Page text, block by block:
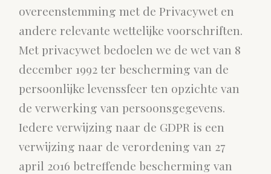
overeenstemming met de Privacywet en
andere relevante wettelijke voorschriften.
Met privacywet bedoelen we de wet van 8
december 1992 ter bescherming van de
persoonlijke levenssfeer ten opzichte van
de verwerking van persoonsgegevens.
Iedere verwijzing naar de GDPR is een
verwijzing naar de verordening van 27
april 2016 betreffende bescherming van